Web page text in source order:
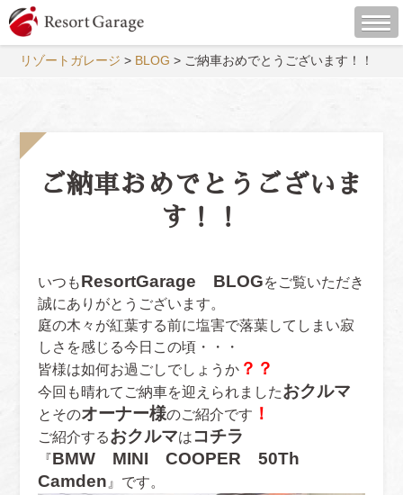
リゾートガレージ > BLOG > ご納車おめでとうございます！！
ご納車おめでとうございま
す！！
いつもResortGarage BLOGをご覧いただき
誠にありがとうございます。
庭の木々が紅葉する前に塩害で落葉してしまい寂
しさを感じる今日この頃・・・
皆様は如何お過ごしでしょうか ？？
今回も晴れてご納車を迎えられましたおクルマ
とそのオーナー様のご紹介です ！
ご紹介するおクルマはコチラ
『BMW MINI COOPER 50Th
Camden 』です。